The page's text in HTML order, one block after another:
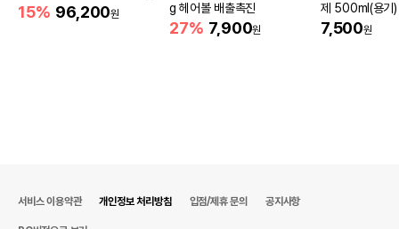
15% 96,200원
g 헤어볼 배출촉진
27% 7,900원
제 500ml(용기)
7,500원
서비스 이용약관 개인정보 처리방침 입점/제휴 문의 공지사항